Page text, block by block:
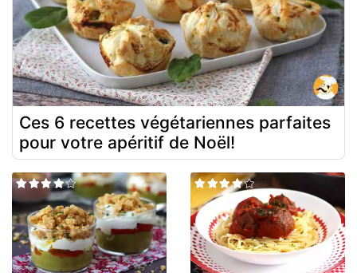
Ces 6 recettes végétariennes parfaites
pour votre apéritif de Noël!